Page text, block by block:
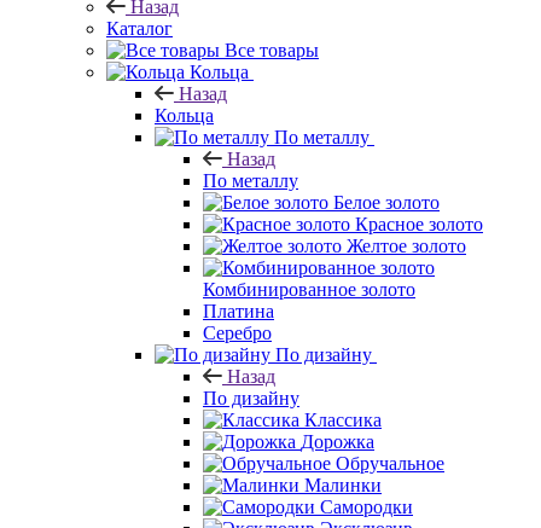
Назад
Каталог
Все товары
Кольца
Назад
Кольца
По металлу
Назад
По металлу
Белое золото
Красное золото
Желтое золото
Комбинированное золото
Платина
Серебро
По дизайну
Назад
По дизайну
Классика
Дорожка
Обручальное
Малинки
Самородки